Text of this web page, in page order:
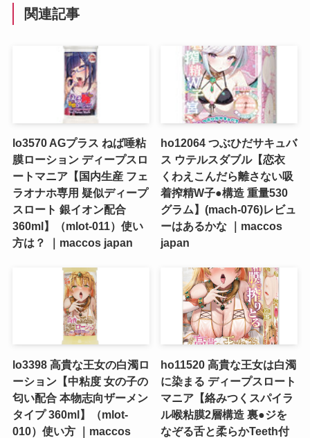
関連記事
lo3570 AGプラス ねば唾粘
膜ローション ディープスロ
ートマニア【国内生産 フェ
ラオナホ専用 疑似ディープ
スロート 銀イオン配合
360ml】（mlot-011）使い
方は？ ｜maccos japan
ho12064 つぶひだサキュバ
ス ウテルスダブル【恋衣
くわえこんだら離さない吸
着搾精W子●構造 重量530
グラム】(mach-076)レビュ
ーはあるかな ｜maccos
japan
lo3398 高貴な王女の白濁ロ
ーション【中粘度 女の子の
匂い配合 本物志向ザーメン
タイプ 360ml】（mlot-
010）使い方 ｜maccos
ho11520 高貴な王女は白濁
に染まる ディープスロート
マニア【絡みつくスパイラ
ル喉粘膜2層構造 裏●ジを
なぞる舌と柔らかTeeth付